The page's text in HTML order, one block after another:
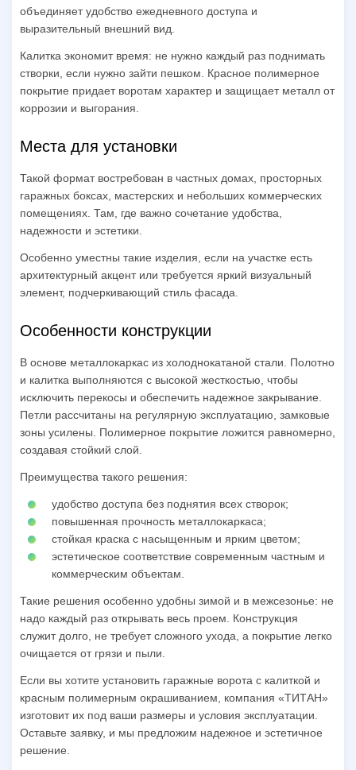
объединяет удобство ежедневного доступа и
выразительный внешний вид.
Калитка экономит время: не нужно каждый раз поднимать
створки, если нужно зайти пешком. Красное полимерное
покрытие придает воротам характер и защищает металл от
коррозии и выгорания.
Места для установки
Такой формат востребован в частных домах, просторных
гаражных боксах, мастерских и небольших коммерческих
помещениях. Там, где важно сочетание удобства,
надежности и эстетики.
Особенно уместны такие изделия, если на участке есть
архитектурный акцент или требуется яркий визуальный
элемент, подчеркивающий стиль фасада.
Особенности конструкции
В основе металлокаркас из холоднокатаной стали. Полотно
и калитка выполняются с высокой жесткостью, чтобы
исключить перекосы и обеспечить надежное закрывание.
Петли рассчитаны на регулярную эксплуатацию, замковые
зоны усилены. Полимерное покрытие ложится равномерно,
создавая стойкий слой.
Преимущества такого решения:
удобство доступа без поднятия всех створок;
повышенная прочность металлокаркаса;
стойкая краска с насыщенным и ярким цветом;
эстетическое соответствие современным частным и
коммерческим объектам.
Такие решения особенно удобны зимой и в межсезонье: не
надо каждый раз открывать весь проем. Конструкция
служит долго, не требует сложного ухода, а покрытие легко
очищается от грязи и пыли.
Если вы хотите установить гаражные ворота с калиткой и
красным полимерным окрашиванием, компания «ТИТАН»
изготовит их под ваши размеры и условия эксплуатации.
Оставьте заявку, и мы предложим надежное и эстетичное
решение.